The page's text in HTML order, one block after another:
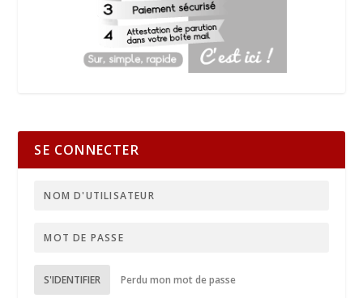
SE CONNECTER
S'IDENTIFIER Perdu mon mot de passe